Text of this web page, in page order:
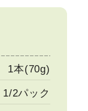
1本(70g)
1/2パック